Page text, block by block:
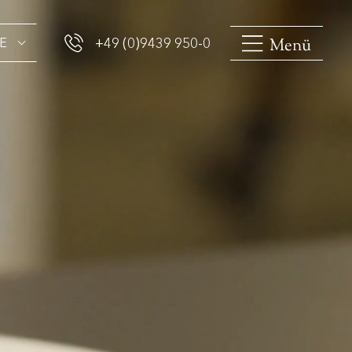
+49 (0)9439 950-0 Menü